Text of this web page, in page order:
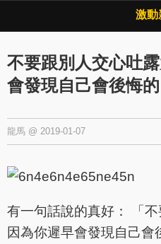
激動
不要跟別人交心吐
會發現自己會後悔的
龍馬 @ 2019-01-07
有一句話說的真好： 「
因為你遲早會發現自己
Copyright © 2026 ·